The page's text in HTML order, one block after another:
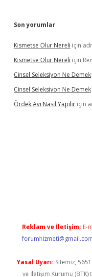
Son yorumlar
Kismetse Olur Nereli için
Kismetse Olur Nereli için
Cinsel Seleksiyon Ne Demek
Cinsel Seleksiyon Ne Demek
Ördek Avı Nasıl Yapılır için
Reklam ve İletişim: E-
Yasal Uyarı: Sitemiz,
ve İletişim Kurumu (BTK)